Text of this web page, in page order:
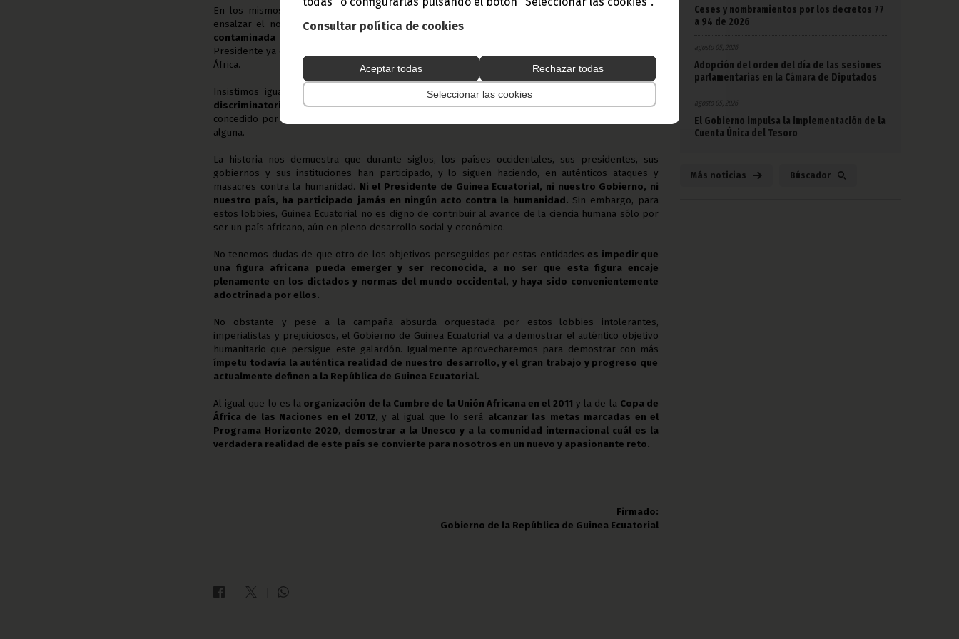
Consultar política de cookies
Aceptar todas Rechazar todas
Seleccionar las cookies
En los mismos términos, la acusación de que el objetivo de la creación de este galardón es
ensalzar el nombre de nuestro Presidenteno es sino otra muestra de la sucia, retorcida y
contaminada mentalidad occidental que exhiben sin ningún tapujo estos lobbies.
Presidente ya es una institución histórica en nuestro país y un estadista relevante y reconocido en
África.
Insistimos igualmente en que la actitud de estas organizaciones es completamente
discriminatoria, prejuiciosa, prepotente, cínica y neocolonialista.Si el premio hubiese sido
concedido por algún Presidente, Gobierno o institución occidental nadie hubiese emitido protesta
alguna.
La historia nos demuestra que durante siglos, los países occidentales, sus presidentes, sus
gobiernos y sus instituciones han participado, y lo siguen haciendo, en auténticos ataques y
masacres contra la humanidad. Ni el Presidente de Guinea Ecuatorial, ni nuestro Gobierno, ni
nuestro país, ha participado jamás en ningún acto contra la humanidad. Sin embargo, para
estos lobbies, Guinea Ecuatorial no es digno de contribuir al avance de la ciencia humana sólo por
ser un país africano, aún en pleno desarrollo social y económico.
No tenemos dudas de que otro de los objetivos perseguidos por estas entidadeses impedir que
una figura africana pueda emerger y ser reconocida, a no ser que esta figura encaje
plenamente en los dictados y normas del mundo occidental, y haya sido convenientemente
adoctrinada por ellos.
No obstante y pese a la campaña absurda orquestada por estos lobbies intolerantes,
imperialistas y prejuiciosos, el Gobierno de Guinea Ecuatorial va a demostrar el auténtico objetivo
humanitario que persigue este galardón. Igualmente aprovecharemos para demostrar con más
ímpetu todavía la auténtica realidad de nuestro desarrollo, y el gran trabajo y progreso que
actualmente definen a la República de Guinea Ecuatorial.
Al igual que lo es la organización de la Cumbre de la Unión Africana en el 2011 y la de la Copa de
África de las Naciones en el 2012,y al igual que lo será alcanzar las metas marcadas en el
Programa Horizonte 2020, demostrar a la Unesco y a la comunidad internacional cuál es la
verdadera realidad de este país se convierte para nosotros en un nuevo y apasionante reto.
Firmado:
Gobierno de la República de Guinea Ecuatorial
Ceses y nombramientos por los decretos 77
a 94 de 2026
agosto 05, 2026
Adopción del orden del día de las sesiones
parlamentarias en la Cámara de Diputados
agosto 05, 2026
El Gobierno impulsa la implementación de la
Cuenta Única del Tesoro
Más noticias Búscador